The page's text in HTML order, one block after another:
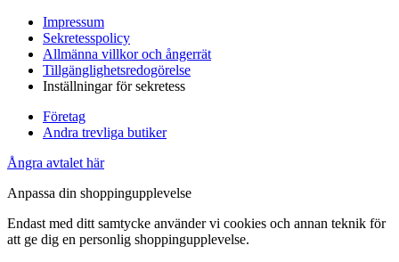
Impressum
Sekretesspolicy
Allmänna villkor och ångerrät
Tillgänglighetsredogörelse
Inställningar för sekretess
Företag
Andra trevliga butiker
Ångra avtalet här
Anpassa din shoppingupplevelse
Endast med ditt samtycke använder vi cookies och annan teknik för
att ge dig en personlig shoppingupplevelse.